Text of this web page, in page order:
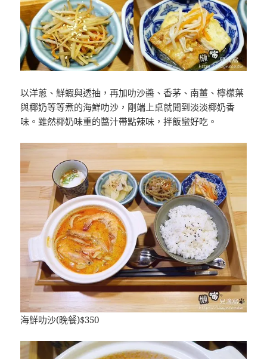
以洋蔥、鮮蝦與透抽，再加叻沙醬、香茅、南薑、檸檬葉
與椰奶等等煮的海鮮叻沙，剛端上桌就聞到淡淡椰奶香
味。雖然椰奶味重的醬汁帶點辣味，拌飯蠻好吃。
海鮮叻沙(晚餐)$350